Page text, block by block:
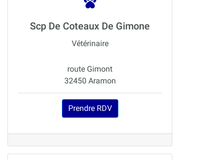
Scp De Coteaux De Gimone
Vétérinaire
route Gimont
32450 Aramon
Prendre RDV